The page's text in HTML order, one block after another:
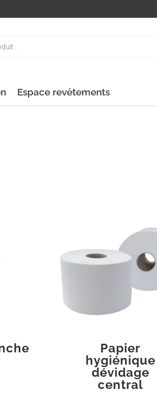
Espace revêtements
Papier
hygiénique
dévidage
central